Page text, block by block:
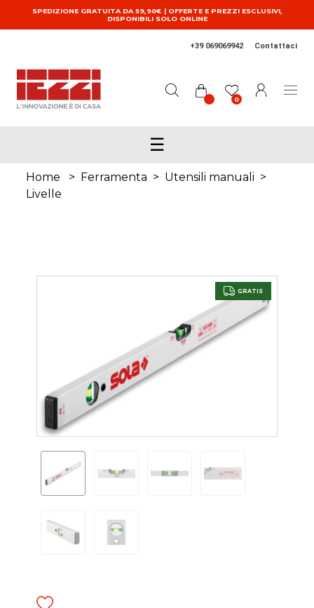
Salta al contenuto principale
SPEDIZIONE GRATUITA DA 59,90€ | OFFERTE E PREZZI ESCLUSIVI,
DISPONIBILI SOLO ONLINE
+39 069069942 Contattaci
0
☰
Home > Ferramenta > Utensili manuali >
Livelle
GRATIS